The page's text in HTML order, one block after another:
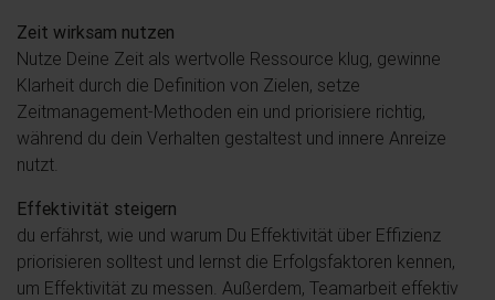
Zeit wirksam nutzen
Nutze Deine Zeit als wertvolle Ressource klug, gewinne
Klarheit durch die Definition von Zielen, setze
Zeitmanagement-Methoden ein und priorisiere richtig,
während du dein Verhalten gestaltest und innere Anreize
nutzt.
Effektivität steigern
du erfährst, wie und warum Du Effektivität über Effizienz
priorisieren solltest und lernst die Erfolgsfaktoren kennen,
um Effektivität zu messen. Außerdem, Teamarbeit effektiv